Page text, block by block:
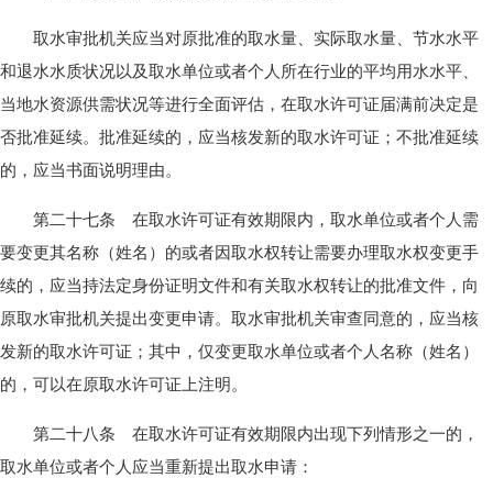
取水审批机关应当对原批准的取水量、实际取水量、节水水平
和退水水质状况以及取水单位或者个人所在行业的平均用水水平、
当地水资源供需状况等进行全面评估，在取水许可证届满前决定是
否批准延续。批准延续的，应当核发新的取水许可证；不批准延续
的，应当书面说明理由。
第二十七条 在取水许可证有效期限内，取水单位或者个人需
要变更其名称（姓名）的或者因取水权转让需要办理取水权变更手
续的，应当持法定身份证明文件和有关取水权转让的批准文件，向
原取水审批机关提出变更申请。取水审批机关审查同意的，应当核
发新的取水许可证；其中，仅变更取水单位或者个人名称（姓名）
的，可以在原取水许可证上注明。
第二十八条 在取水许可证有效期限内出现下列情形之一的，
取水单位或者个人应当重新提出取水申请：